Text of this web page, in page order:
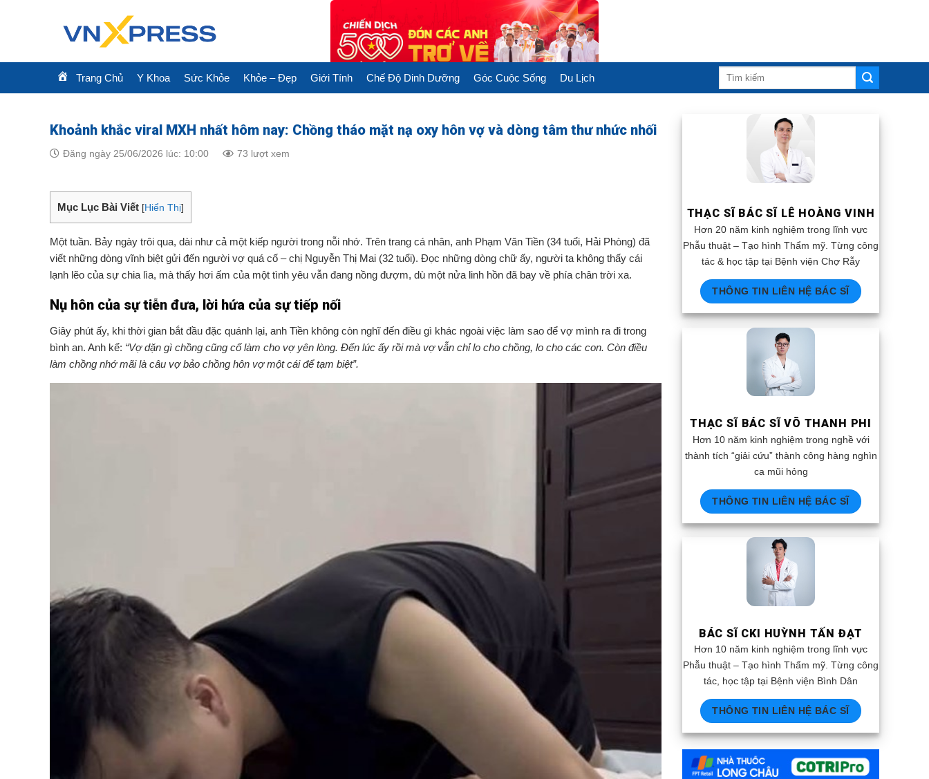
Trang Chủ Y Khoa Sức Khỏe Khỏe – Đẹp Giới Tính Chế Độ Dinh Dưỡng Góc Cuộc Sống Du Lịch
Khoảnh khắc viral MXH nhất hôm nay: Chồng tháo mặt nạ oxy hôn vợ và dòng tâm thư nhức nhối
Đăng ngày 25/06/2026 lúc: 10:00 73 lượt xem
Mục Lục Bài Viết [Hiển Thị]
Một tuần. Bảy ngày trôi qua, dài như cả một kiếp người trong nỗi nhớ. Trên trang cá nhân, anh Phạm Văn Tiền (34 tuổi, Hải Phòng) đã
viết những dòng vĩnh biệt gửi đến người vợ quá cố – chị Nguyễn Thị Mai (32 tuổi). Đọc những dòng chữ ấy, người ta không thấy cái
lạnh lẽo của sự chia lìa, mà thấy hơi ấm của một tình yêu vẫn đang nồng đượm, dù một nửa linh hồn đã bay về phía chân trời xa.
Nụ hôn của sự tiễn đưa, lời hứa của sự tiếp nối
Giây phút ấy, khi thời gian bắt đầu đặc quánh lại, anh Tiền không còn nghĩ đến điều gì khác ngoài việc làm sao để vợ mình ra đi trong
bình an. Anh kể: “Vợ dặn gì chồng cũng cố làm cho vợ yên lòng. Đến lúc ấy rồi mà vợ vẫn chỉ lo cho chồng, lo cho các con. Còn điều
làm chồng nhớ mãi là câu vợ bảo chồng hôn vợ một cái để tạm biệt”.
THẠC SĨ BÁC SĨ LÊ HOÀNG VINH
Hơn 20 năm kinh nghiệm trong lĩnh vực
Phẫu thuật – Tạo hình Thẩm mỹ. Từng công
tác & học tập tại Bệnh viện Chợ Rẫy
THÔNG TIN LIÊN HỆ BÁC SĨ
THẠC SĨ BÁC SĨ VÕ THANH PHI
Hơn 10 năm kinh nghiệm trong nghề với
thành tích “giải cứu” thành công hàng nghìn
ca mũi hỏng
THÔNG TIN LIÊN HỆ BÁC SĨ
BÁC SĨ CKI HUỲNH TẤN ĐẠT
Hơn 10 năm kinh nghiệm trong lĩnh vực
Phẫu thuật – Tạo hình Thẩm mỹ. Từng công
tác, học tập tại Bệnh viện Bình Dân
THÔNG TIN LIÊN HỆ BÁC SĨ